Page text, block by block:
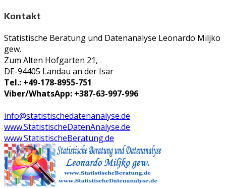
Kontakt
Statistische Beratung und Datenanalyse Leonardo Miljko
gew.
Zum Alten Hofgarten 21,
DE-94405 Landau an der Isar
Tel.: +49-178-8955-751
Viber/WhatsApp: +387-63-997-996
info@statistischedatenanalyse.de
www.StatistischeDatenAnalyse.de
www.StatistischeBeratung.de